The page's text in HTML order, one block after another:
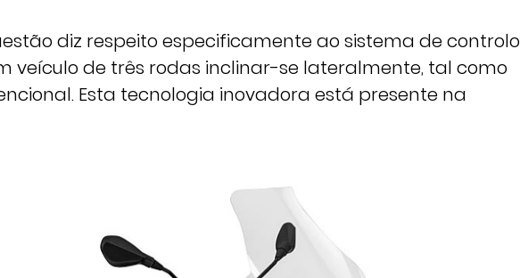
diz respeito especificamente ao sistema de controlo
veículo de três rodas inclinar-se lateralmente, tal como
Esta tecnologia inovadora está presente na